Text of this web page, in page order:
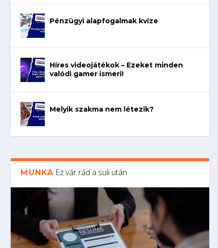
Pénzügyi alapfogalmak kvíze
Híres videojátékok – Ezeket minden
valódi gamer ismeri!
Melyik szakma nem létezik?
MUNKA Ez vár rád a suli után